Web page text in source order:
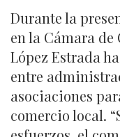
Durante la
en la Cámara
López Estrada
entre
asociaciones
comercio local.